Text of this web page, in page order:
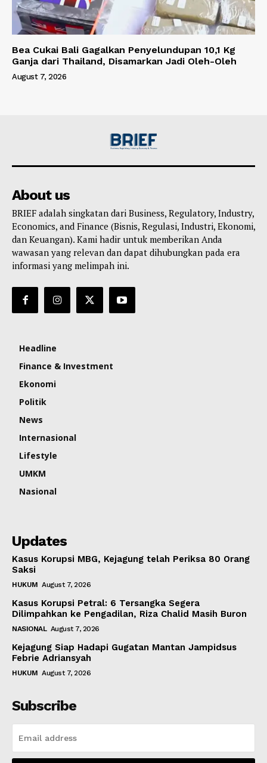
Bea Cukai Bali Gagalkan Penyelundupan 10,1 Kg
Ganja dari Thailand, Disamarkan Jadi Oleh-Oleh
August 7, 2026
About us
BRIEF adalah singkatan dari Business, Regulatory, Industry,
Economics, and Finance (Bisnis, Regulasi, Industri, Ekonomi,
dan Keuangan). Kami hadir untuk memberikan Anda
wawasan yang relevan dan dapat dihubungkan pada era
informasi yang melimpah ini.
Headline
Finance & Investment
Ekonomi
Politik
News
Internasional
Lifestyle
UMKM
Nasional
Updates
Kasus Korupsi MBG, Kejagung telah Periksa 80 Orang
Saksi
HUKUM August 7, 2026
Kasus Korupsi Petral: 6 Tersangka Segera
Dilimpahkan ke Pengadilan, Riza Chalid Masih Buron
NASIONAL August 7, 2026
Kejagung Siap Hadapi Gugatan Mantan Jampidsus
Febrie Adriansyah
HUKUM August 7, 2026
Subscribe